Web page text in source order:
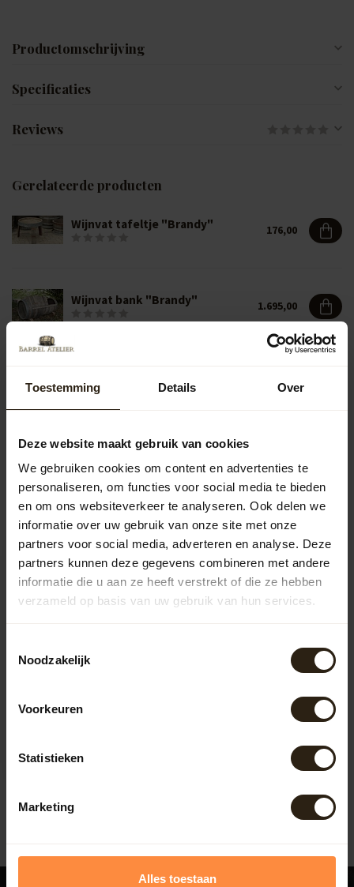
Toestemming Details Over
Deze website maakt gebruik van cookies
We gebruiken cookies om content en advertenties te
personaliseren, om functies voor social media te bieden
en om ons websiteverkeer te analyseren. Ook delen we
informatie over uw gebruik van onze site met onze
partners voor social media, adverteren en analyse. Deze
partners kunnen deze gegevens combineren met andere
informatie die u aan ze heeft verstrekt of die ze hebben
verzameld op basis van uw gebruik van hun services.
Noodzakelijk
Voorkeuren
Statistieken
Marketing
Alles toestaan
Productomschrijving
Specificaties
Reviews
Gerelateerde producten
Wijnvat tafeltje "Brandy" 176,00
Wijnvat bank "Brandy" 1.695,00
Vragen over dit product?
Recent bekeken
De "Brandy" is gemaakt van